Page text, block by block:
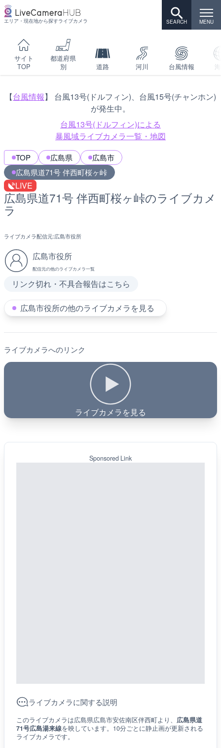
エリア・現在地から探すライブカメラ
サイト
TOP
都道府県
別
道路 河川 台風情報
【台風情報】 台風13号(ドルフィン)、台風15号(チャンホン)
が発生中。
台風13号(ドルフィン)による
暴風域ライブカメラ一覧・地図
TOP 広島県
広島市
広島県道71号 伴西町桜ヶ峠
LIVE
広島県道71号 伴西町桜ヶ峠のライブカメ
ラ
ライブカメラ配信元:広島市役所
広島市役所
配信元の他のライブカメラ一覧
リンク切れ・不具合報告はこちら
広島市役所の他のライブカメラを見る
ライブカメラへのリンク
ライブカメラを見る
Sponsored Link
ライブカメラに関する説明
このライブカメラは広島県広島市安佐南区伴西町より、 広島県道
71号広島湯来線を映しています。10分ごとに静止画が更新される
ライブカメラです。